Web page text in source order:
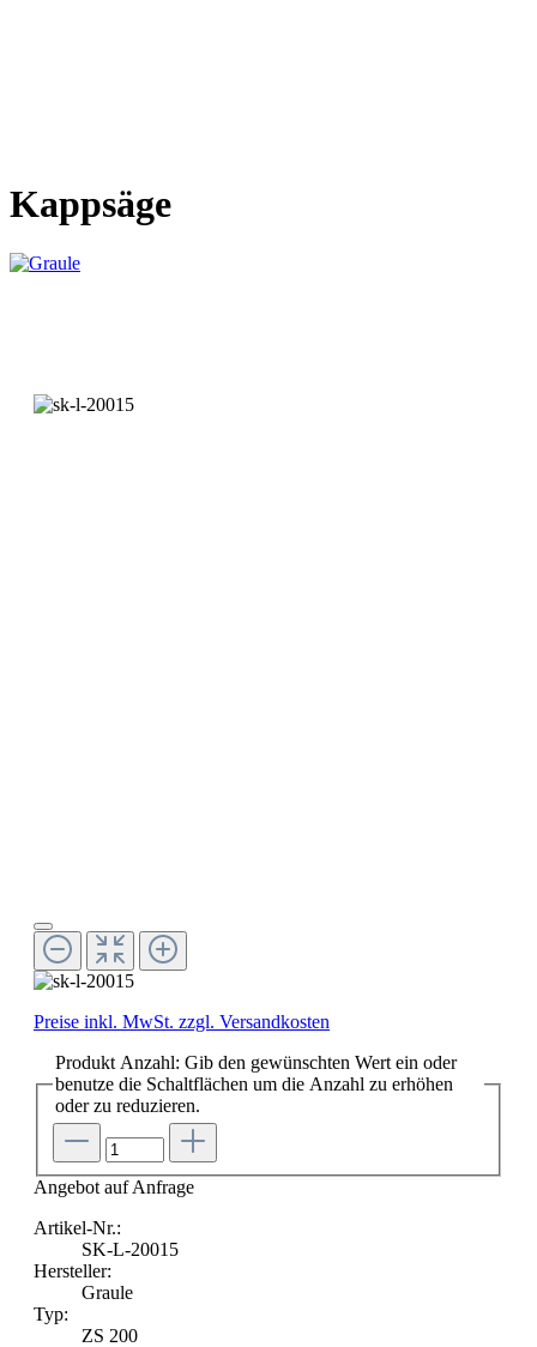
Kappsäge
Preise inkl. MwSt. zzgl. Versandkosten
Produkt Anzahl: Gib den gewünschten Wert ein oder
benutze die Schaltflächen um die Anzahl zu erhöhen
oder zu reduzieren.
Angebot auf Anfrage
Artikel-Nr.:
SK-L-20015
Hersteller:
Graule
Typ:
ZS 200